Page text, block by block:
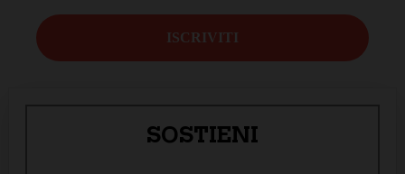
SOSTIENI